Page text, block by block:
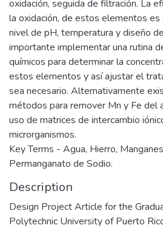
oxidación, seguida de filtración. La
la oxidación, de estos elementos
nivel de pH, temperatura y diseño
importante implementar una rutina
químicos para determinar la
estos elementos y así ajustar el
sea necesario. Alternativamente
métodos para remover Mn y Fe del
uso de matrices de intercambio
microrganismos.
Key Terms - Agua, Hierro,
Permanganato de Sodio.
Description
Design Project Article for the
Polytechnic University of Puerto